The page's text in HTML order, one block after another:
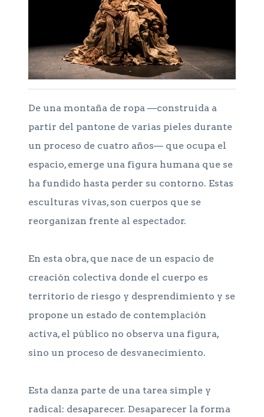
De una montaña de ropa —construida a
partir del pantone de varias pieles durante
un proceso de cuatro años— que ocupa el
espacio, emerge una figura humana que se
ha fundido hasta perder su contorno. Estas
esculturas vivas, son cuerpos que se
reorganizan frente al espectador.
En esta obra, que nace de un espacio de
creación colectiva donde el cuerpo es
territorio de riesgo y desprendimiento y se
propone un estado de contemplación
activa, el público no observa una figura,
sino un proceso de desvanecimiento.
Esta danza parte de una tarea simple y
radical: desaparecer. Desaparecer la forma